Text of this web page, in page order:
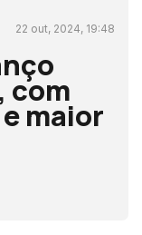
22 out, 2024, 19:48
com
maior